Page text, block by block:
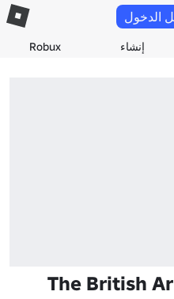
إنشاء Robux
الدخول
The British